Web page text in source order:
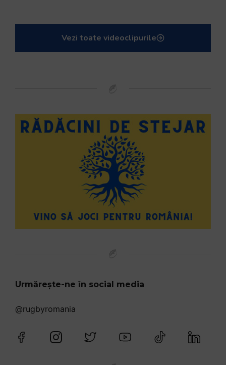
Vezi toate videoclipurile
Urmărește-ne în social media
@rugbyromania